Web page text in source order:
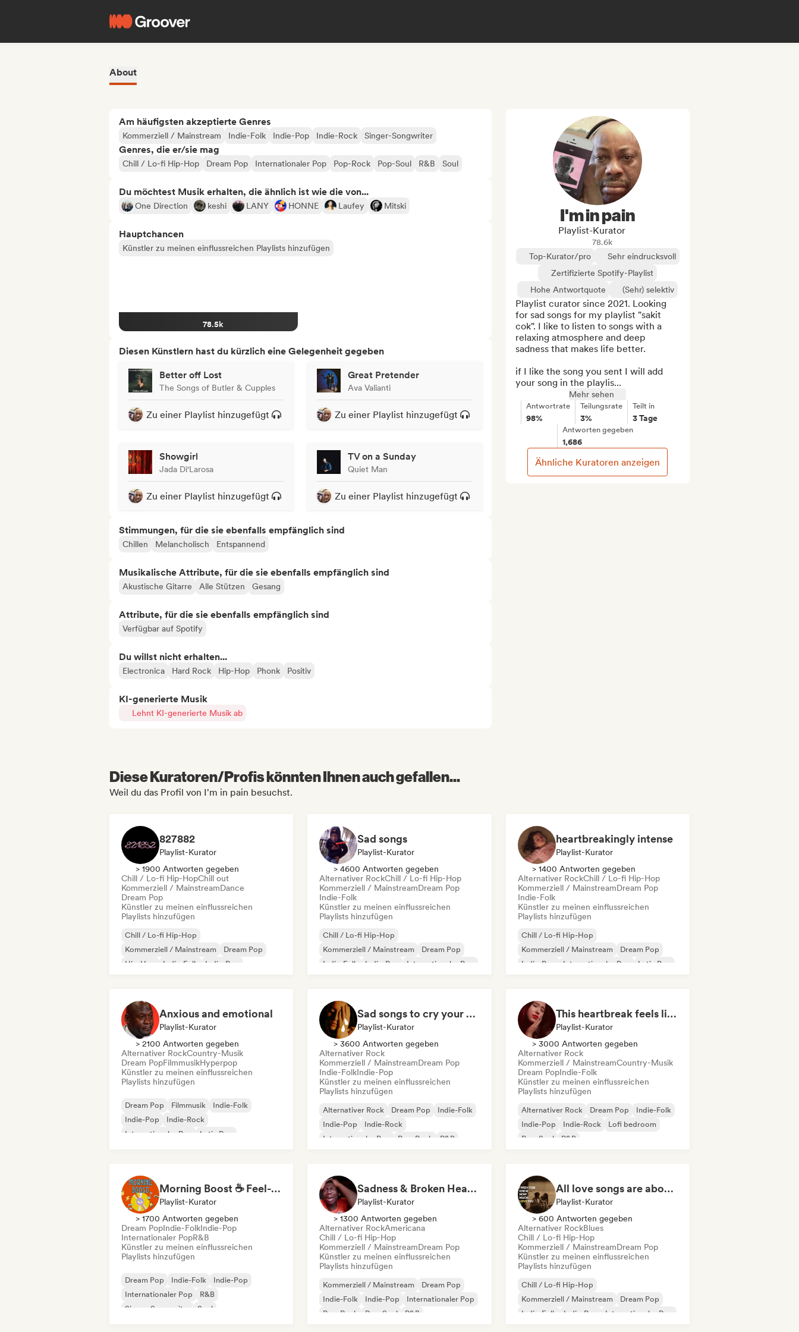
About
Am häufigsten akzeptierte Genres
Kommerziell / Mainstream Indie-Folk Indie-Pop Indie-Rock Singer-Songwriter
Genres, die er/sie mag
Chill / Lo-fi Hip-Hop Dream Pop Internationaler Pop Pop-Rock Pop-Soul R&B Soul
Du möchtest Musik erhalten, die ähnlich ist wie die von...
One Direction keshi LANY HONNE Laufey Mitski
Hauptchancen
Künstler zu meinen einflussreichen Playlists hinzufügen
78.5k
Diesen Künstlern hast du kürzlich eine Gelegenheit gegeben
Better off Lost
The Songs of Butler & Cupples
Zu einer Playlist hinzugefügt
Great Pretender
Ava Valianti
Zu einer Playlist hinzugefügt
Showgirl
Jada Di'Larosa
Zu einer Playlist hinzugefügt
TV on a Sunday
Quiet Man
Zu einer Playlist hinzugefügt
Stimmungen, für die sie ebenfalls empfänglich sind
Chillen Melancholisch Entspannend
Musikalische Attribute, für die sie ebenfalls empfänglich sind
Akustische Gitarre Alle Stützen Gesang
Attribute, für die sie ebenfalls empfänglich sind
Verfügbar auf Spotify
Du willst nicht erhalten...
Electronica Hard Rock Hip-Hop Phonk Positiv
KI-generierte Musik
Lehnt KI-generierte Musik ab
I'm in pain
Playlist-Kurator
78.6k
Top-Kurator/pro
Sehr eindrucksvoll
Zertifizierte Spotify-Playlist
Hohe Antwortquote
(Sehr) selektiv
Playlist curator since 2021. Looking
for sad songs for my playlist "sakit
cok". I like to listen to songs with a
relaxing atmosphere and deep
sadness that makes life better.
if I like the song you sent I will add
your song in the playlis...
Mehr sehen
Antwortrate
98%
Teilungsrate
3%
Teilt in
3 Tage
Antworten gegeben
1,686
Ähnliche Kuratoren anzeigen
Diese Kuratoren/Profis könnten Ihnen auch gefallen...
Weil du das Profil von I'm in pain besuchst.
827882
Playlist-Kurator
> 1900 Antworten gegeben
Chill / Lo-fi Hip-HopChill out
Kommerziell / MainstreamDance
Dream Pop
Künstler zu meinen einflussreichen
Playlists hinzufügen
Chill / Lo-fi Hip-Hop
Kommerziell / Mainstream
Dream Pop
Hip-Hop
Indie-Folk
Indie-Pop
Sad songs
Playlist-Kurator
> 4600 Antworten gegeben
Alternativer RockChill / Lo-fi Hip-Hop
Kommerziell / MainstreamDream Pop
Indie-Folk
Künstler zu meinen einflussreichen
Playlists hinzufügen
Chill / Lo-fi Hip-Hop
Kommerziell / Mainstream
Dream Pop
Indie-Folk
Indie-Pop
Internationaler Pop
heartbreakingly intense
Playlist-Kurator
> 1400 Antworten gegeben
Alternativer RockChill / Lo-fi Hip-Hop
Kommerziell / MainstreamDream Pop
Indie-Folk
Künstler zu meinen einflussreichen
Playlists hinzufügen
Chill / Lo-fi Hip-Hop
Kommerziell / Mainstream
Dream Pop
Indie-Pop
Internationaler Pop
Latin Pop
Anxious and emotional
Playlist-Kurator
> 2100 Antworten gegeben
Alternativer RockCountry-Musik
Dream PopFilmmusikHyperpop
Künstler zu meinen einflussreichen
Playlists hinzufügen
Dream Pop Filmmusik
Indie-Folk
Indie-Pop
Indie-Rock
Internationaler Pop
Latin Pop
Sad songs to cry your eyes out
Playlist-Kurator
> 3600 Antworten gegeben
Alternativer Rock
Kommerziell / MainstreamDream Pop
Indie-FolkIndie-Pop
Künstler zu meinen einflussreichen
Playlists hinzufügen
Alternativer Rock Dream Pop
Indie-Folk
Indie-Pop
Indie-Rock
Internationaler Pop
Pop-Rock R&B
This heartbreak feels like the end of the world
Playlist-Kurator
> 3000 Antworten gegeben
Alternativer Rock
Kommerziell / MainstreamCountry-Musik
Dream PopIndie-Folk
Künstler zu meinen einflussreichen
Playlists hinzufügen
Alternativer Rock Dream Pop
Indie-Folk
Indie-Pop
Indie-Rock
Lofi bedroom
Pop-Soul
R&B
Morning Boost ☕ Feel-Good Funk, Soul & Neo-Soul to Wake Up
Playlist-Kurator
> 1700 Antworten gegeben
Dream PopIndie-FolkIndie-Pop
Internationaler PopR&B
Künstler zu meinen einflussreichen
Playlists hinzufügen
Dream Pop Indie-Folk
Indie-Pop
Internationaler Pop
R&B
Singer-Songwriter
Soul
Sadness & Broken Hearts
Playlist-Kurator
> 1300 Antworten gegeben
Alternativer RockAmericana
Chill / Lo-fi Hip-Hop
Kommerziell / MainstreamDream Pop
Künstler zu meinen einflussreichen
Playlists hinzufügen
Kommerziell / Mainstream
Dream Pop
Indie-Folk
Indie-Pop
Internationaler Pop
Pop-Rock
Pop-Soul R&B
All love songs are about you
Playlist-Kurator
> 600 Antworten gegeben
Alternativer RockBlues
Chill / Lo-fi Hip-Hop
Kommerziell / MainstreamDream Pop
Künstler zu meinen einflussreichen
Playlists hinzufügen
Chill / Lo-fi Hip-Hop
Kommerziell / Mainstream
Dream Pop
Indie-Folk
Indie-Pop
Internationaler Pop